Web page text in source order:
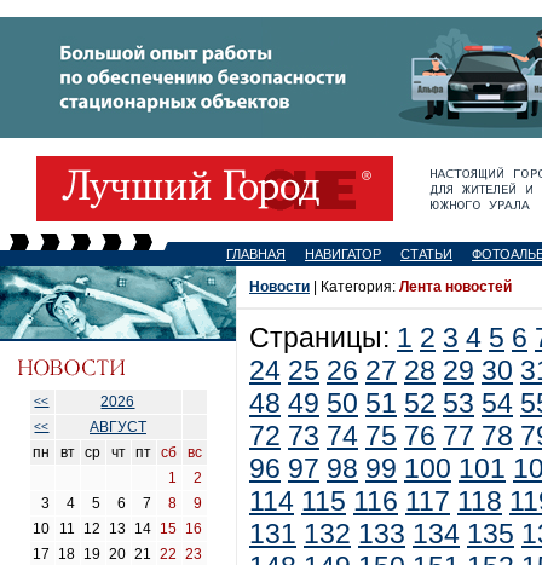
ГЛАВНАЯ НАВИГАТОР СТАТЬИ
<< 2026
<<
АВГУСТ
пн
вт ср чт пт сб
вс
1
2
3
4 5 6 7 8
9
10
11 12 13 14 15 16
17
18 19 20 21 22
23
Новости | Категория: Лента новостей
Страницы: 1 2 3 4 5 6
24 25 26 27 28 29 30
48 49 50 51 52 53 54
72 73 74 75 76 77 78
96 97 98 99 100 101
114 115 116 117 118
131 132 133 134 135